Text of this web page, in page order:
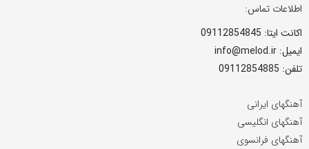
اطلاعات تماس:
اکانت ایتا: 09112854845
ایمیل: info@melod.ir
تلفن: 09112854885
آهنگهای ایرانی
آهنگهای انگلیسی
آهنگهای فرانسوی